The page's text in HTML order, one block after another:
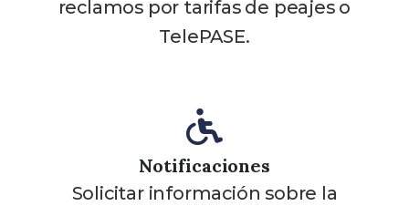
reclamos por tarifas de peajes o
TelePASE.
Notificaciones
Solicitar información sobre la